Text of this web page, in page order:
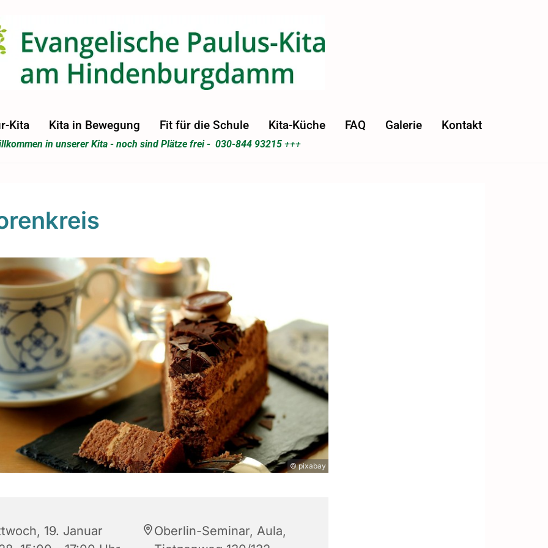
Kita Kita in Bewegung Fit für die Schule Kita-Küche FAQ Galerie Kontakt
in unserer Kita - noch sind Plätze frei - 030-844 93215+++
© pixabay
19. Januar
Oberlin-Seminar, Aula,